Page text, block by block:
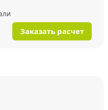
Заказать расчет